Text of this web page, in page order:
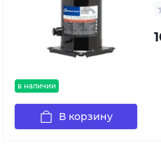
в наличии
В корзину